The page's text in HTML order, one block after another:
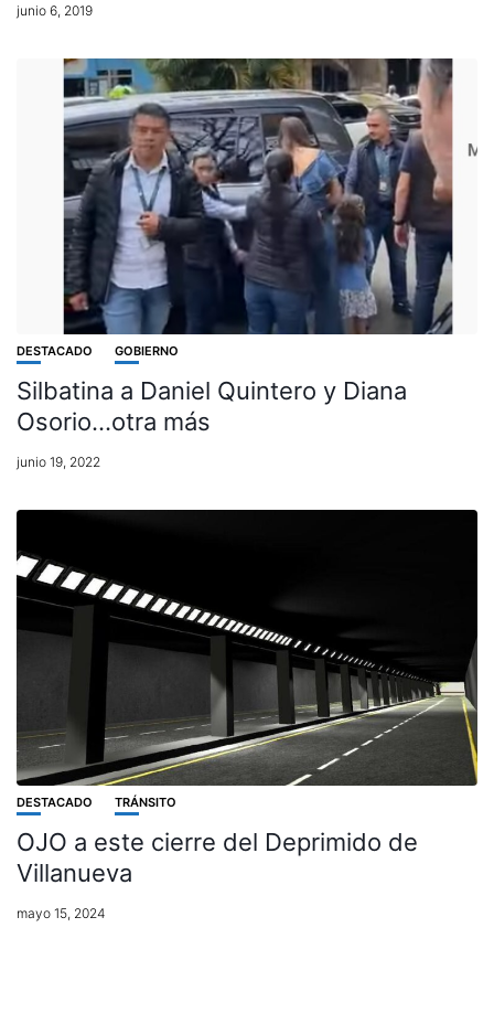
junio 6, 2019
DESTACADO GOBIERNO
Silbatina a Daniel Quintero y Diana
Osorio…otra más
junio 19, 2022
DESTACADO TRÁNSITO
OJO a este cierre del Deprimido de
Villanueva
mayo 15, 2024